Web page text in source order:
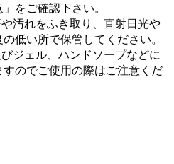
をご確認下さい。
汚れをふき取り、直射日光や
低い所で保管してください。
ジェル、ハンドソープなどに
のでご使用の際はご注意くだ